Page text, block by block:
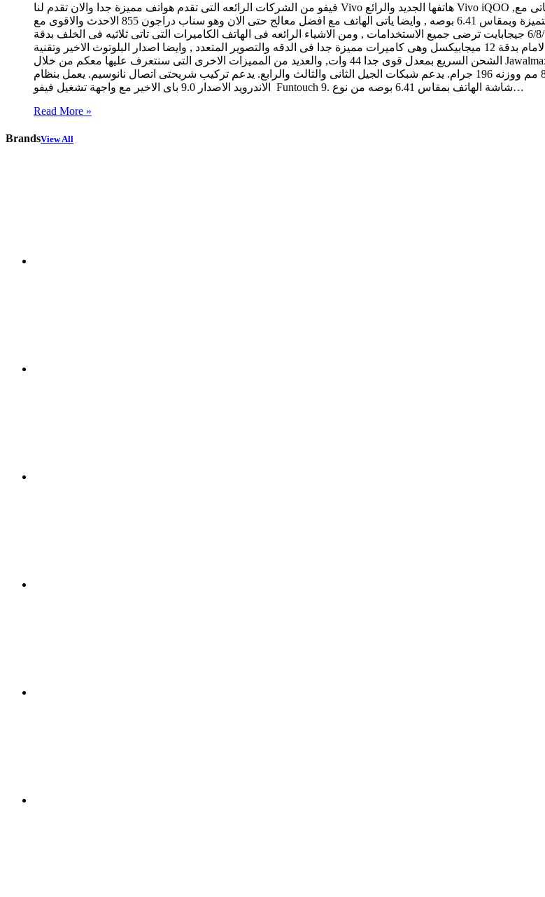
فيفو من الشركات الرائعه التى تقدم هواتف مميزة جدا والان تقدم لنا Vivo هاتفها الجديد والرائع Vivo iQOO ,ولكن الهاتف موجه لشرق اسيا فقط ومن يريد اقتناءه عليه بطلبه من الخارج. والهاتف ياتى مع
مكونات ممتازة ومتقدمه فى التكنولوجيا منها الشاشة التى تاتى من نوع سوبر اموليد المتميزة وبمقاس 6.41 بوصه , وايضا ياتى الهاتف مع افضل معالج حتى الان وهو سناب دراجون 855 الاحدث والاقوى مع
سعات تخزين ممتازة 128/256 جيجابايت واختيارات متعدده للذاكرة العشوائيه 6/8/12 جيجابايت ترضى جميع الاستخدامات , ومن الاشياء الرائعه فى الهاتف الكاميرات التى تاتى ثلاثيه فى الخلف بدقة
12+13+2 ميجابيكسل ومن الامام بدقة 12 ميجابيكسل وهى كاميرات مميزة جدا فى الدقه والتصوير المتعدد , وايضا اصدار البلوتوث الاخير وتقنية NFC والبطاريه التى تاتى بسعه 4000 ملى امبير وتدعم
الشحن السريع بمعدل قوى جدا 44 وات, والعديد من المميزات الاخرى التى سنتعرف عليها معكم من خلال Jawalmax. مواصفات فيفو iQOO: تم الاعلان عن الهاتف واصداره الى الاسواق فى مارس 2019.
الهاتف مصنع من خامات الزجاج والالومنيوم والبلاستيك. ابعاد الهاتف 157.7×75.2×8.5 مم ووزنه 196 جرام. يدعم شبكات الجيل الثانى والثالث والرابع. يدعم تركيب شريحتى اتصال نانوسيم. يعمل بنظام
الاندرويد الاصدار 9.0 باى الاخير مع واجهة تشغيل فيفو Funtouch 9. شاشة الهاتف بمقاس 6.41 بوصه من نوع…
Read More »
BrandsView All